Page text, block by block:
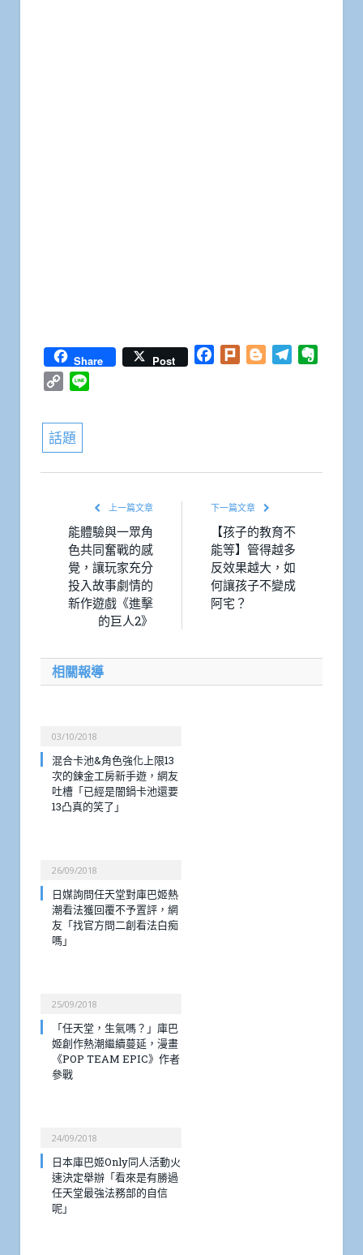
Share Post Facebook
Plurk BloggerTelegram
Copy
話題
上一篇文章
能體驗與一眾角
色共同奮戰的感
覺，讓玩家充分
投入故事劇情的
新作遊戲《進擊
的巨人2》
下一篇文章
【孩子的教育不
能等】管得越多
反效果越大，如
何讓孩子不變成
阿宅？
相關報導
03/10/2018
混合卡池&角色強化上限13
次的鍊金工房新手遊，網友
吐槽「已經是闇鍋卡池還要
13凸真的笑了」
26/09/2018
日媒詢問任天堂對庫巴姬熱
潮看法獲回覆不予置評，網
友「找官方問二創看法白痴
嗎」
25/09/2018
「任天堂，生氣嗎？」庫巴
姬創作熱潮繼續蔓延，漫畫
《POP TEAM EPIC》作者
參戰
24/09/2018
日本庫巴姬Only同人活動火
速決定舉辦「看來是有勝過
任天堂最強法務部的自信
呢」